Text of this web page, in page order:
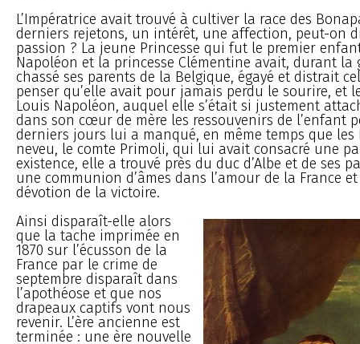
L’Impératrice avait trouvé à cultiver la race des
derniers rejetons, un intérêt, une affection, peut-on
passion ? La jeune Princesse qui fut le premier
Napoléon et la princesse Clémentine avait, durant la
chassé ses parents de la Belgique, égayé et distrait
penser qu’elle avait pour jamais perdu le sourire, et
Louis Napoléon, auquel elle s’était si justement
dans son cœur de mère les ressouvenirs de l’enfant
derniers jours lui a manqué, en même temps que les
neveu, le comte Primoli, qui lui avait consacré une
existence, elle a trouvé près du duc d’Albe et de ses
une communion d’âmes dans l’amour de la France
dévotion de la victoire.
Ainsi disparaît-elle alors
que la tache imprimée en
1870 sur l’écusson de la
France par le crime de
septembre disparaît dans
l’apothéose et que nos
drapeaux captifs vont nous
revenir. L’ère ancienne est
terminée : une ère nouvelle